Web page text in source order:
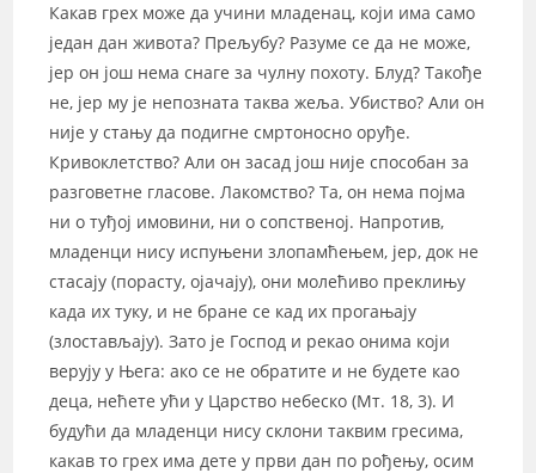
Какав грех може да учини младенац, који има само
један дан живота? Прељубу? Разуме се да не може,
јер он још нема снаге за чулну похоту. Блуд? Такође
не, јер му је непозната таква жеља. Убиство? Али он
није у стању да подигне смртоносно оруђе.
Кривоклетство? Али он засад још није способан за
разговетне гласове. Лакомство? Та, он нема појма
ни о туђој имовини, ни о сопственој. Напротив,
младенци нису испуњени злопамћењем, јер, док не
стасају (порасту, ојачају), они молећиво преклињу
када их туку, и не бране се кад их прогањају
(злостављају). Зато је Господ и рекао онима који
верују у Њега: ако се не обратите и не будете као
деца, нећете ући у Царство небеско (Мт. 18, 3). И
будући да младенци нису склони таквим гресима,
какав то грех има дете у први дан по рођењу, осим